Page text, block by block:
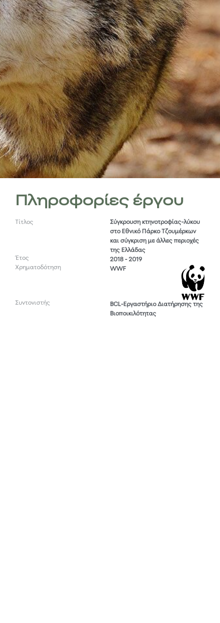
Πληροφορίες έργου
Τίτλος
Σύγκρουση κτηνοτροφίας-λύκου
στο Εθνικό Πάρκο Τζουμέρκων
και σύγκριση με άλλες περιοχές
της Ελλάδας
Έτος
2018 - 2019
Χρηματοδότηση
WWF
Συντονιστής
BCL-Εργαστήριο Διατήρησης της
Βιοποικιλότητας